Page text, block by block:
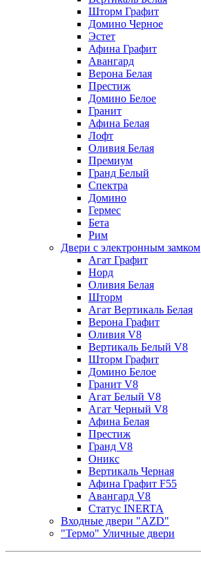
Шторм Графит
Домино Черное
Эстет
Афина Графит
Авангард
Верона Белая
Престиж
Домино Белое
Гранит
Афина Белая
Лофт
Оливия Белая
Премиум
Гранд Белый
Спектра
Домино
Гермес
Бета
Рим
Двери с электронным замком
Агат Графит
Норд
Оливия Белая
Шторм
Агат Вертикаль Белая
Верона Графит
Оливия V8
Вертикаль Белый V8
Шторм Графит
Домино Белое
Гранит V8
Агат Белый V8
Агат Черный V8
Афина Белая
Престиж
Гранд V8
Оникс
Вертикаль Черная
Афина Графит F55
Авангард V8
Статус INERTA
Входные двери "AZD"
"Термо" Уличные двери